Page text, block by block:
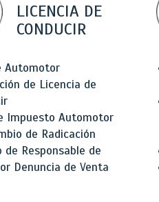
LICENCIA DE
CONDUCIR
Automotor
de Licencia de
Impuesto Automotor
de Radicación
de Responsable de
Denuncia de Venta